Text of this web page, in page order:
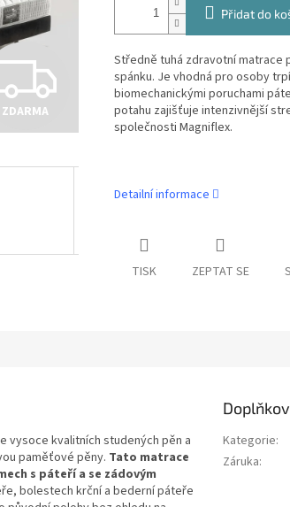
Z
D
R
ZDARMA
Přidat do
Středně tuhá zdravotní matrace
spánku. Je vhodná pro osoby
biomechanickými poruchami
potahu zajišťuje intenzivnější
společnosti Magniflex.
Detailní informace
TISK ZEPTAT SE
vysoce kvalitních studených pěn a
paměťové pěny. Tato matrace
s páteří a se zádovým
bolestech krční a bederní páteře
Kategorie:
Záruka: